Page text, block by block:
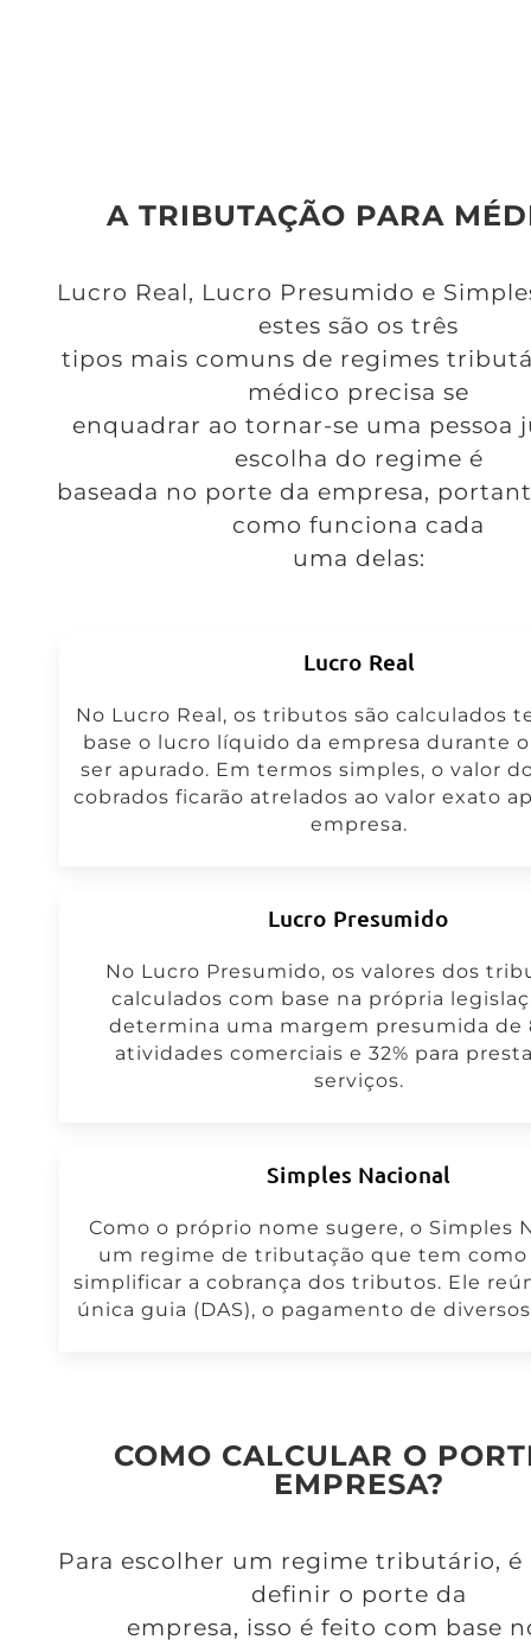
A TRIBUTAÇÃO PARA
Lucro Real, Lucro Presumido e
estes são os três
tipos mais comuns de regimes
médico precisa se
enquadrar ao tornar-se uma pessoa
escolha do regime é
baseada no porte da empresa,
como funciona cada
uma delas:
Lucro Real
No Lucro Real, os tributos são calculados
base o lucro líquido da empresa durante
ser apurado. Em termos simples, o valor
cobrados ficarão atrelados ao valor exato
empresa.
Lucro Presumido
No Lucro Presumido, os valores dos
calculados com base na própria
determina uma margem presumida de
atividades comerciais e 32% para
serviços.
Simples Nacional
Como o próprio nome sugere, o Simples
um regime de tributação que tem
simplificar a cobrança dos tributos. Ele
única guia (DAS), o pagamento de
COMO CALCULAR O
EMPRESA?
Para escolher um regime tributário, é
definir o porte da
empresa, isso é feito com base